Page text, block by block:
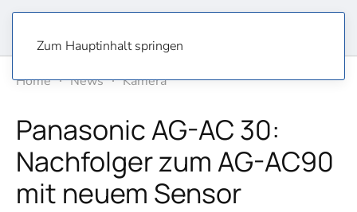
Zum Hauptinhalt springen
Home
News Kamera
Panasonic AG-AC 30:
Nachfolger zum AG-AC90
mit neuem Sensor